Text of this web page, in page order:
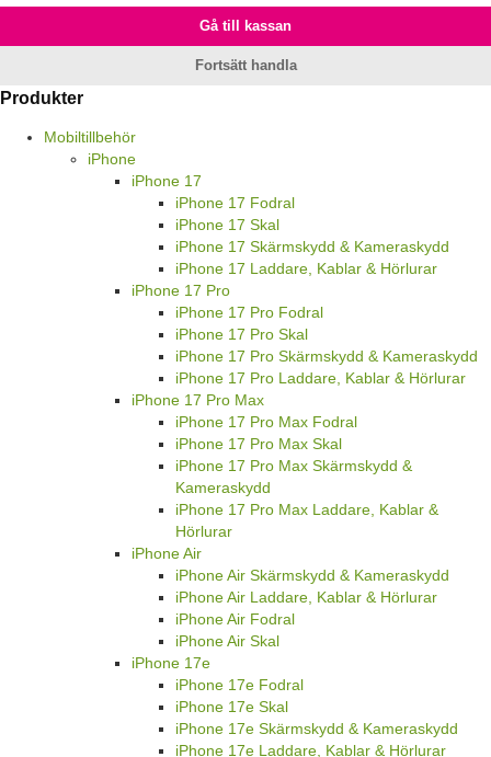
Gå till kassan
Fortsätt handla
Produkter
Mobiltillbehör
iPhone
iPhone 17
iPhone 17 Fodral
iPhone 17 Skal
iPhone 17 Skärmskydd & Kameraskydd
iPhone 17 Laddare, Kablar & Hörlurar
iPhone 17 Pro
iPhone 17 Pro Fodral
iPhone 17 Pro Skal
iPhone 17 Pro Skärmskydd & Kameraskydd
iPhone 17 Pro Laddare, Kablar & Hörlurar
iPhone 17 Pro Max
iPhone 17 Pro Max Fodral
iPhone 17 Pro Max Skal
iPhone 17 Pro Max Skärmskydd &
Kameraskydd
iPhone 17 Pro Max Laddare, Kablar &
Hörlurar
iPhone Air
iPhone Air Skärmskydd & Kameraskydd
iPhone Air Laddare, Kablar & Hörlurar
iPhone Air Fodral
iPhone Air Skal
iPhone 17e
iPhone 17e Fodral
iPhone 17e Skal
iPhone 17e Skärmskydd & Kameraskydd
iPhone 17e Laddare, Kablar & Hörlurar